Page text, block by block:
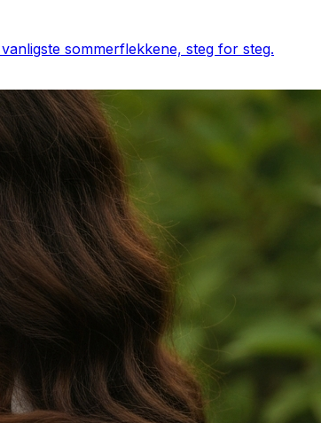
sommerflekkene, steg for steg.